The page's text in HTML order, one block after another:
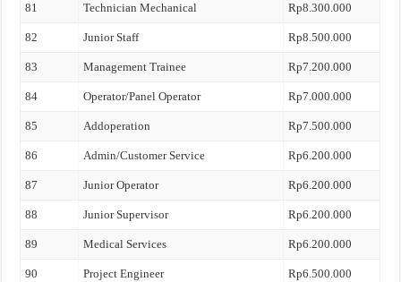
81 Technician Mechanical Rp8.300.000
82 Junior Staff Rp8.500.000
83 Management Trainee Rp7.200.000
84 Operator/Panel Operator Rp7.000.000
85 Addoperation Rp7.500.000
86 Admin/Customer Service Rp6.200.000
87 Junior Operator Rp6.200.000
88 Junior Supervisor Rp6.200.000
89 Medical Services Rp6.200.000
90 Project Engineer Rp6.500.000